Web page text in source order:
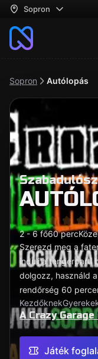
Sopron
Sopron Autólopás
2 - 6 fő60 perc
Szerezd meg a
indulj a tengerparti
dolgozz, használd
rendőrség 60
Kezdőknek
A Crazy Garage
Játék